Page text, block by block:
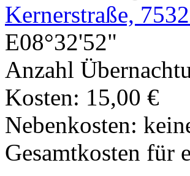
Kernerstraße,
E08°32'52"
Anzahl
Kosten: 15,00 €
Nebenkosten:
Gesamtkosten für